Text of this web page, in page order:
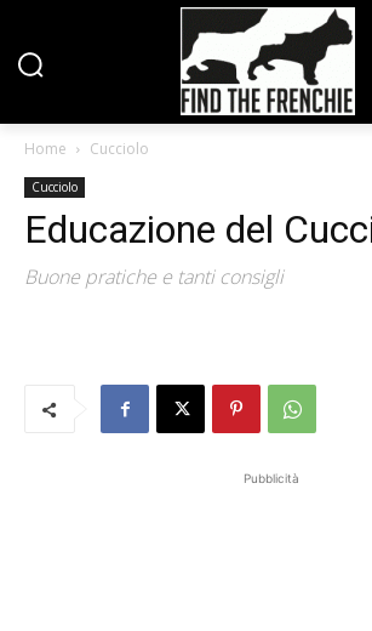
Home Cucciolo
Cucciolo
Educazione del
Buone pratiche e tanti consigli
Pubblicità